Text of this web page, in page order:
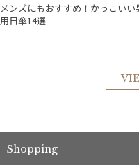
件
メンズにもおすすめ！かっこいい
用日傘14選
Shopping